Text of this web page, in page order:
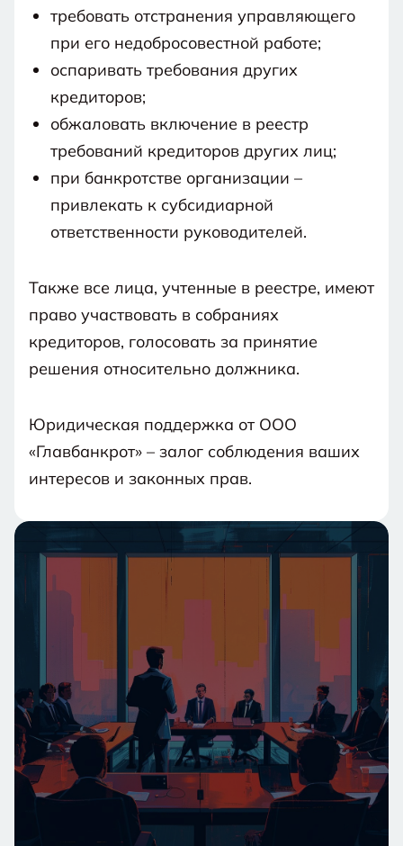
требовать отстранения управляющего
при его недобросовестной работе;
оспаривать требования других
кредиторов;
обжаловать включение в реестр
требований кредиторов других лиц;
при банкротстве организации –
привлекать к субсидиарной
ответственности руководителей.
Также все лица, учтенные в реестре, имеют
право участвовать в собраниях
кредиторов, голосовать за принятие
решения относительно должника.
Юридическая поддержка от ООО
«Главбанкрот» – залог соблюдения ваших
интересов и законных прав.